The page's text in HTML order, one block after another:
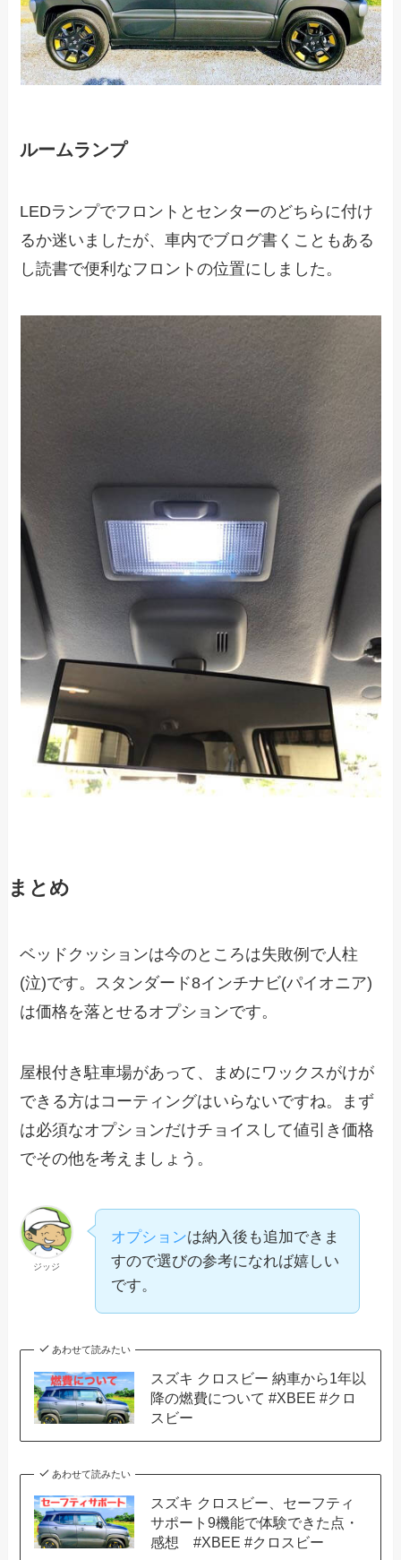
ルームランプ
LEDランプでフロントとセンターのどちらに付け
るか迷いましたが、車内でブログ書くこともある
し読書で便利なフロントの位置にしました。
まとめ
ベッドクッションは今のところは失敗例で人柱
(泣)です。スタンダード8インチナビ(パイオニア)
は価格を落とせるオプションです。
屋根付き駐車場があって、まめにワックスがけが
できる方はコーティングはいらないですね。まず
は必須なオプションだけチョイスして値引き価格
でその他を考えましょう。
ジッジ
オプションは納入後も追加できま
すので選びの参考になれば嬉しい
です。
あわせて読みたい
スズキ クロスビー 納車から1年以
降の燃費について #XBEE #クロ
スビー
あわせて読みたい
スズキ クロスビー、セーフティ
サポート9機能で体験できた点・
感想 #XBEE #クロスビー